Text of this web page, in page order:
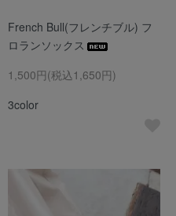
French Bull(フレンチブル) フ
ロランソックス
1,500円(税込1,650円)
3color